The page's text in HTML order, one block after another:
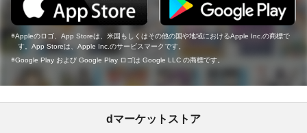
Appleのロゴ、App Storeは、米国もしくはその他の国や地域におけるApple Inc.の商標で
す。App Storeは、Apple Inc.のサービスマークです。
Google Play および Google Play ロゴは Google LLC の商標です。
dマーケットストア